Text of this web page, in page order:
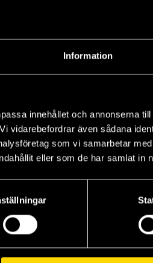
Information
innehållet och annonserna
vidarebefordrar även sådana
som vi samarbetar
eller som de har samlat in
Call of Cthulhu Investigator Handbook
Basic Role Playing System: Call of Cthulhu
kr
Beställ
39 kr
Beställ